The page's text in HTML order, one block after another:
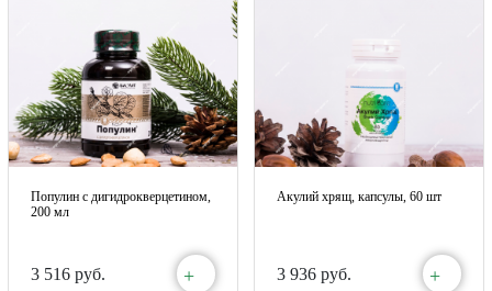
Популин с дигидрокверцетином,
200 мл
3 516 руб. +
Акулий хрящ, капсулы, 60 шт
3 936 руб. +